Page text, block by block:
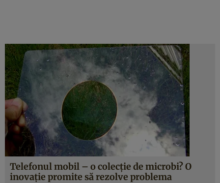
Telefonul mobil – o colecţie de microbi? O
inovaţie promite să rezolve problema